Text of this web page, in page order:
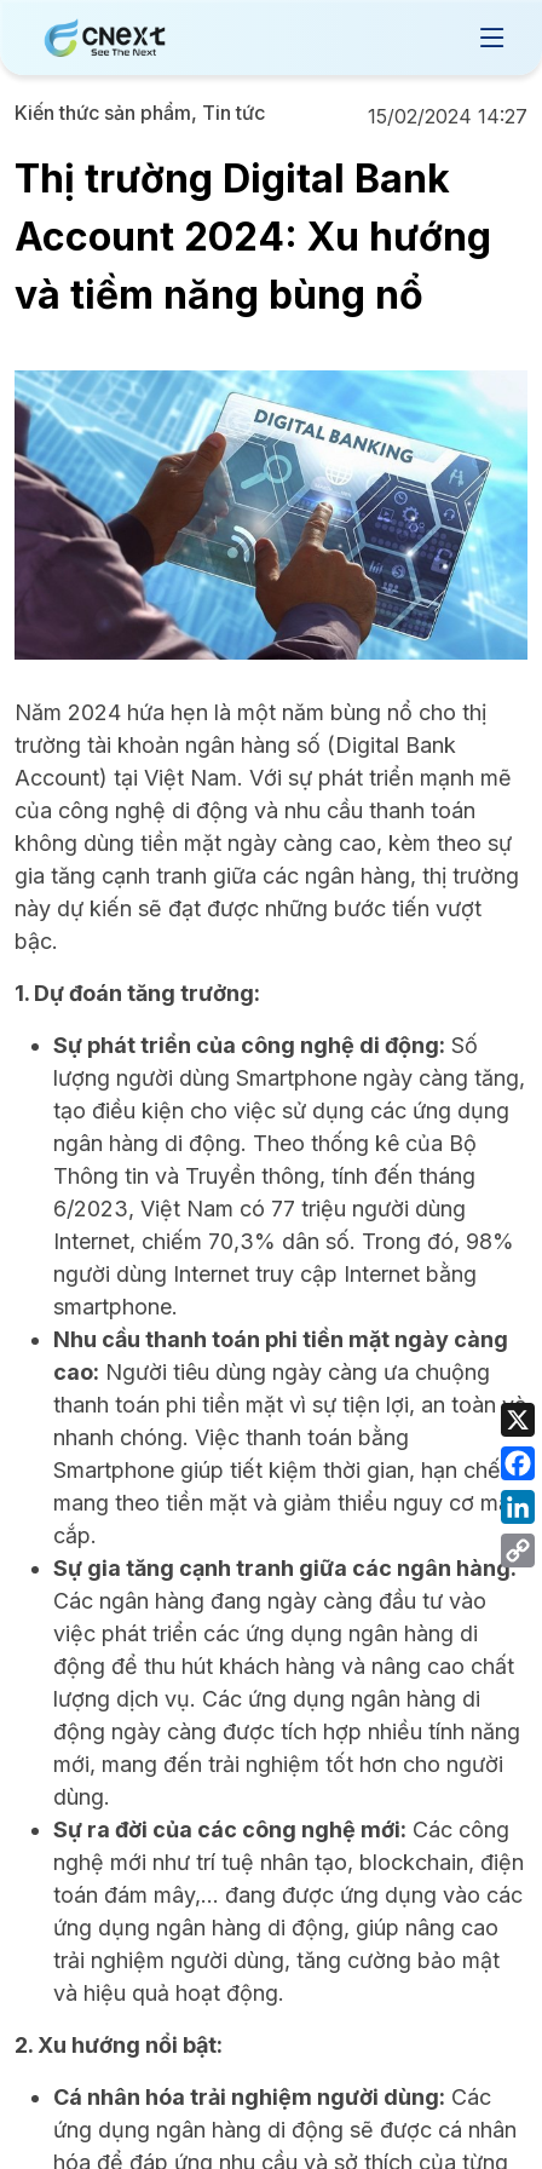
Kiến thức sản phẩm, Tin tức 15/02/2024 14:27
Thị trường Digital Bank
Account 2024: Xu hướng
và tiềm năng bùng nổ
Năm 2024 hứa hẹn là một năm bùng nổ cho thị
trường tài khoản ngân hàng số (Digital Bank
Account) tại Việt Nam. Với sự phát triển mạnh mẽ
của công nghệ di động và nhu cầu thanh toán
không dùng tiền mặt ngày càng cao, kèm theo sự
gia tăng cạnh tranh giữa các ngân hàng, thị trường
này dự kiến sẽ đạt được những bước tiến vượt
bậc.
1. Dự đoán tăng trưởng:
Sự phát triển của công nghệ di động: Số
lượng người dùng Smartphone ngày càng tăng,
tạo điều kiện cho việc sử dụng các ứng dụng
ngân hàng di động. Theo thống kê của Bộ
Thông tin và Truyền thông, tính đến tháng
6/2023, Việt Nam có 77 triệu người dùng
Internet, chiếm 70,3% dân số. Trong đó, 98%
người dùng Internet truy cập Internet bằng
smartphone.
Nhu cầu thanh toán phi tiền mặt ngày càng
cao: Người tiêu dùng ngày càng ưa chuộng
thanh toán phi tiền mặt vì sự tiện lợi, an toàn và
nhanh chóng. Việc thanh toán bằng
Smartphone giúp tiết kiệm thời gian, hạn chế
mang theo tiền mặt và giảm thiểu nguy cơ mất
cắp.
Sự gia tăng cạnh tranh giữa các ngân hàng:
Các ngân hàng đang ngày càng đầu tư vào
việc phát triển các ứng dụng ngân hàng di
động để thu hút khách hàng và nâng cao chất
lượng dịch vụ. Các ứng dụng ngân hàng di
động ngày càng được tích hợp nhiều tính năng
mới, mang đến trải nghiệm tốt hơn cho người
dùng.
Sự ra đời của các công nghệ mới: Các công
nghệ mới như trí tuệ nhân tạo, blockchain, điện
toán đám mây,… đang được ứng dụng vào các
ứng dụng ngân hàng di động, giúp nâng cao
trải nghiệm người dùng, tăng cường bảo mật
và hiệu quả hoạt động.
2. Xu hướng nổi bật:
Cá nhân hóa trải nghiệm người dùng: Các
ứng dụng ngân hàng di động sẽ được cá nhân
hóa để đáp ứng nhu cầu và sở thích của từng